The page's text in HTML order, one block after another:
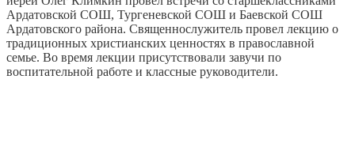
Ардатовской СОШ, Тургеневской СОШ и Баевской СОШ
Ардатовского района. Священнослужитель провел лекцию о
традиционных христианских ценностях в православной
семье. Во время лекции присутствовали завучи по
воспитательной работе и классные руководители.